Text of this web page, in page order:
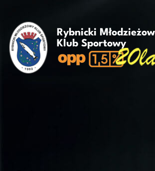
Rybnicki
Klub Sportowy